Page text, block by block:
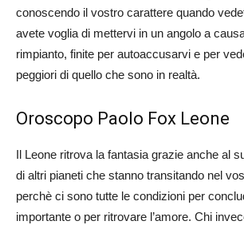
conoscendo il vostro carattere quando
avete voglia di mettervi in un angolo a
rimpianto, finite per autoaccusarvi e per
peggiori di quello che sono in realtà.
Oroscopo Paolo Fox Leone
Il Leone ritrova la fantasia grazie anche al
di altri pianeti che stanno transitando nel
perchè ci sono tutte le condizioni per
importante o per ritrovare l’amore. Chi